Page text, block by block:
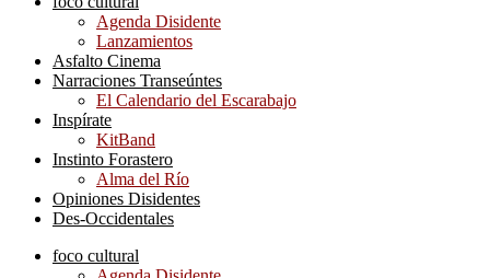
Agenda Disidente
Lanzamientos
Asfalto Cinema
Narraciones Transeúntes
El Calendario del Escarabajo
Inspírate
KitBand
Instinto Forastero
Alma del Río
Opiniones Disidentes
Des-Occidentales
foco cultural